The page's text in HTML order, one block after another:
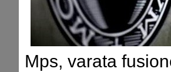
Mps, varata